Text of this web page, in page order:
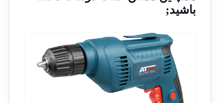
باشید;